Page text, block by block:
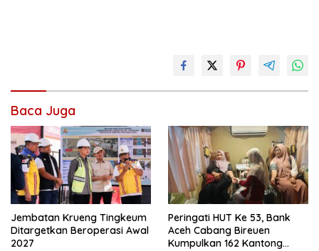
Baca Juga
Jembatan Krueng Tingkeum
Ditargetkan Beroperasi Awal
2027
Peringati HUT Ke 53, Bank
Aceh Cabang Bireuen
Kumpulkan 162 Kantong